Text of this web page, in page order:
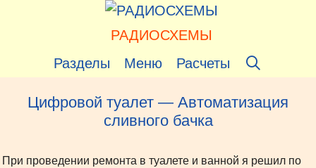
РАДИОСХЕМЫ
Разделы
Меню Расчеты
Цифровой туалет — Автоматизация
сливного бачка
При проведении ремонта в туалете и ванной я решил по